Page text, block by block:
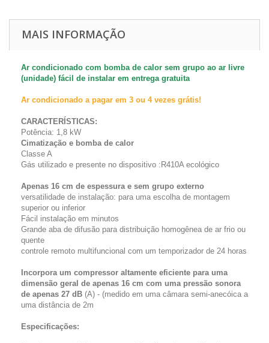
MAIS INFORMAÇÃO
Ar condicionado com bomba de calor sem grupo ao ar livre
(unidade) fácil de instalar em entrega gratuita
Ar condicionado a pagar em 3 ou 4 vezes grátis!
CARACTERÍSTICAS:
Potência: 1,8 kW
Cimatização e bomba de calor
Classe A
Gás utilizado e presente no dispositivo :R410A ecológico
Apenas 16 cm de espessura e sem grupo externo
versatilidade de instalação: para uma escolha de montagem
superior ou inferior
Fácil instalação em minutos
Grande aba de difusão para distribuição homogênea de ar frio ou
quente
controle remoto multifuncional com um temporizador de 24 horas
Incorpora um compressor altamente eficiente para uma
dimensão geral de apenas 16 cm com uma pressão sonora
de apenas 27 dB (A) - (medido em uma câmara semi-anecóica a
uma distância de 2m
Especificações: